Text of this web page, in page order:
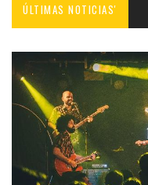
ÚLTIMAS NOTICIAS'